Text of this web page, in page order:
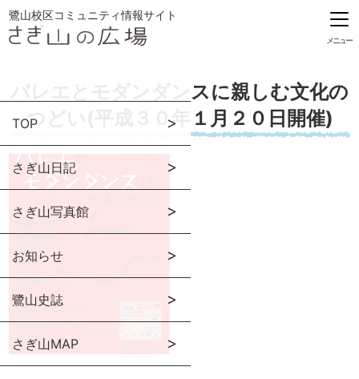
鷺山校区コミュニティ情報サイト
メニュー
TOP
さぎ山日記
さぎ山写真館
お知らせ
鷺山史誌
さぎ山MAP
バレエとモダンダンスに親しむ文化の
つどい(平成３０年１月２０日開催)